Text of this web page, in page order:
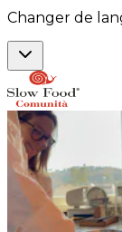
Changer de